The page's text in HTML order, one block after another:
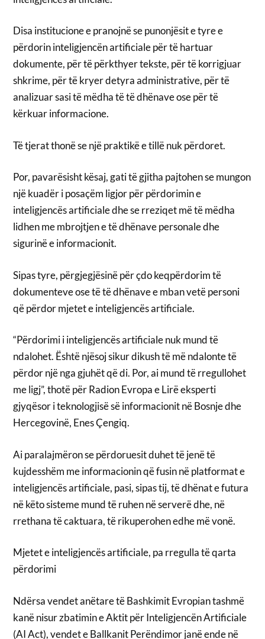
Disa institucione e pranojnë se punonjësit e tyre e
përdorin inteligjencën artificiale për të hartuar
dokumente, për të përkthyer tekste, për të korrigjuar
shkrime, për të kryer detyra administrative, për të
analizuar sasi të mëdha të të dhënave ose për të
kërkuar informacione.
Të tjerat thonë se një praktikë e tillë nuk përdoret.
Por, pavarësisht kësaj, gati të gjitha pajtohen se mungon
një kuadër i posaçëm ligjor për përdorimin e
inteligjencës artificiale dhe se rreziqet më të mëdha
lidhen me mbrojtjen e të dhënave personale dhe
sigurinë e informacionit.
Sipas tyre, përgjegjësinë për çdo keqpërdorim të
dokumenteve ose të të dhënave e mban vetë personi
që përdor mjetet e inteligjencës artificiale.
“Përdorimi i inteligjencës artificiale nuk mund të
ndalohet. Është njësoj sikur dikush të më ndalonte të
përdor një nga gjuhët që di. Por, ai mund të rregullohet
me ligj”, thotë për Radion Evropa e Lirë eksperti
gjyqësor i teknologjisë së informacionit në Bosnje dhe
Hercegovinë, Enes Çengiq.
Ai paralajmëron se përdoruesit duhet të jenë të
kujdesshëm me informacionin që fusin në platformat e
inteligjencës artificiale, pasi, sipas tij, të dhënat e futura
në këto sisteme mund të ruhen në serverë dhe, në
rrethana të caktuara, të rikuperohen edhe më vonë.
Mjetet e inteligjencës artificiale, pa rregulla të qarta
përdorimi
Ndërsa vendet anëtare të Bashkimit Evropian tashmë
kanë nisur zbatimin e Aktit për Inteligjencën Artificiale
(AI Act), vendet e Ballkanit Perëndimor janë ende në